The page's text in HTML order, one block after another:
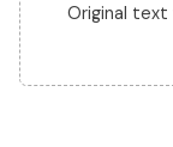
Original text